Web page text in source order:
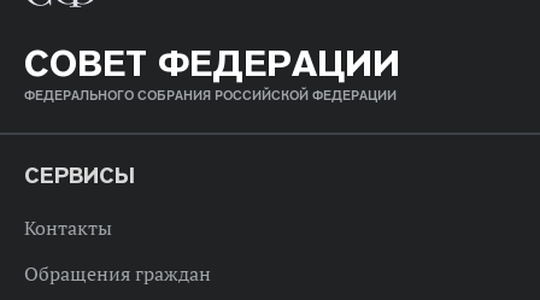
СОВЕТ ФЕДЕРАЦИИ
ФЕДЕРАЛЬНОГО СОБРАНИЯ РОССИЙСКОЙ ФЕДЕРАЦИИ
СЕРВИСЫ
Контакты
Обращения граждан